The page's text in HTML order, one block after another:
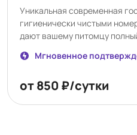
Уникальная современная
гигиенически чистыми
дают вашему питомцу
сидит котоняня; - фото-,
камеру в номере.
Мгновенное
от 850 ₽/сутки